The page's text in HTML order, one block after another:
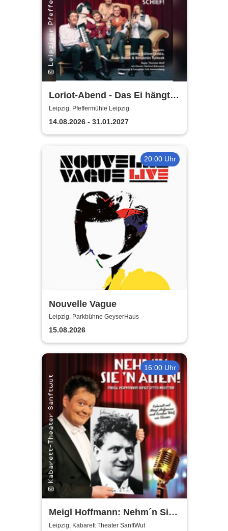
Loriot-Abend - Das Ei hängt
schief | Kabarett Leipziger
Pfeffermühle
Leipzig, Pfeffermühle Leipzig
14.08.2026 - 31.01.2027
20:00 Uhr
Nouvelle Vague
Leipzig, Parkbühne GeyserHaus
15.08.2026
16:00 Uhr
Meigl Hoffmann: Nehm´n Sie
´n Alten! - Ein Otto Reutter-
Leipzig, Kabarett Theater SanftWut